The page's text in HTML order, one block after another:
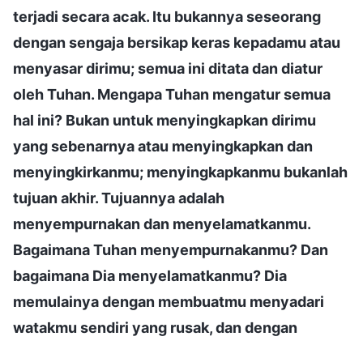
terjadi secara acak. Itu bukannya seseorang
dengan sengaja bersikap keras kepadamu atau
menyasar dirimu; semua ini ditata dan diatur
oleh Tuhan. Mengapa Tuhan mengatur semua
hal ini? Bukan untuk menyingkapkan dirimu
yang sebenarnya atau menyingkapkan dan
menyingkirkanmu; menyingkapkanmu bukanlah
tujuan akhir. Tujuannya adalah
menyempurnakan dan menyelamatkanmu.
Bagaimana Tuhan menyempurnakanmu? Dan
bagaimana Dia menyelamatkanmu? Dia
memulainya dengan membuatmu menyadari
watakmu sendiri yang rusak, dan dengan